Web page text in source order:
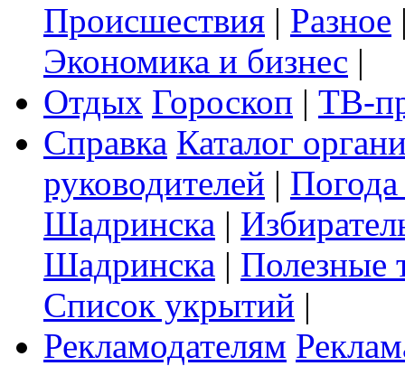
Происшествия | Разное
Экономика и бизнес |
Отдых Гороскоп | ТВ-
Справка Каталог
руководителей |
Шадринска |
Шадринска | Полезные
Список укрытий |
Рекламодателям